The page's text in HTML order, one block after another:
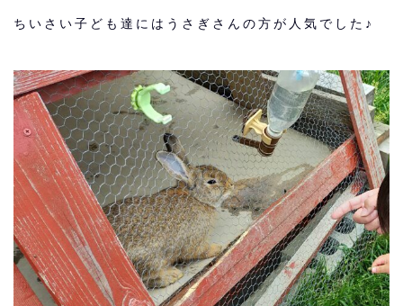
ちいさい子ども達にはうさぎさんの方が人気でした♪